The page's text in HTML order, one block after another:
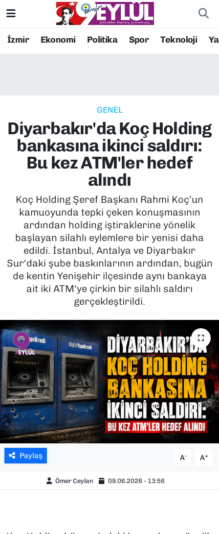
İzmir Ekonomi Politika Spor Teknoloji
GENEL
Diyarbakır'da Koç Holding
bankasına ikinci saldırı:
Bu kez ATM'ler hedef
alındı
Koç Holding Şeref Başkanı Rahmi Koç’un
kamuoyunda tepki çeken konuşmasının
ardından holding iştiraklerine yönelik
başlayan silahlı eylemlere bir yenisi daha
edildi. İstanbul, Antalya ve Diyarbakır
Sur'daki şube baskınlarının ardından, bugün
de kentin Yenişehir ilçesinde aynı bankaya
ait iki ATM'ye çirkin bir silahlı saldırı
gerçekleştirildi.
Paylaş A- A+
Ömer Ceylan 09.06.2026 - 13:56
Resmi İlanlar
EKONOMİ
KÜLTÜR SANAT
POLİTİKA
SAĞLIK
SPOR
TEKNOLOJİ
YEREL YÖNETİMLER
Konak Nöbetçi Eczaneler
Süper Lig Puan Durumu ve Fikstür
Tüm Manşetler
Son Dakika Haberleri